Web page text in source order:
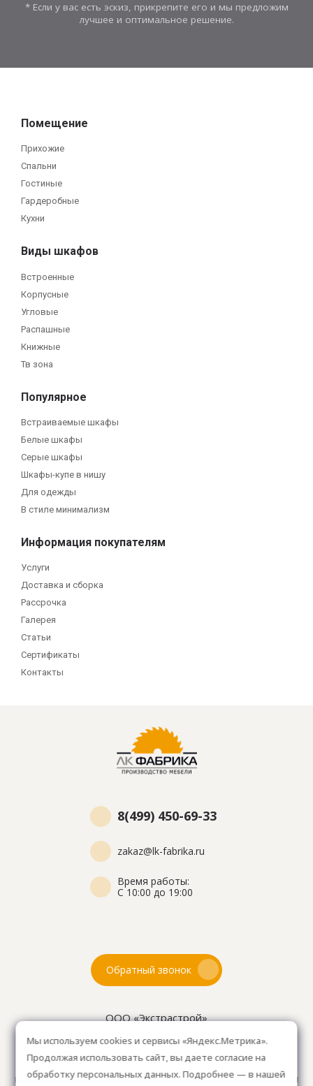
* Если у вас есть эскиз, прикрепите его и мы предложим
лучшее и оптимальное решение.
Помещение
Прихожие
Спальни
Гостиные
Гардеробные
Кухни
Виды шкафов
Встроенные
Корпусные
Угловые
Распашные
Книжные
Тв зона
Популярное
Встраиваемые шкафы
Белые шкафы
Серые шкафы
Шкафы-купе в нишу
Для одежды
В стиле минимализм
Информация покупателям
Услуги
Доставка и сборка
Рассрочка
Галерея
Статьи
Сертификаты
Контакты
8(499) 450-69-33
zakaz@lk-fabrika.ru
Время работы:
С 10:00 до 19:00
Обратный звонок
ООО «Экстрастрой»
ОГРН 1157746804753
Как проехать: 15км от Мкад, в среднем 10-15 мин. на
машине.Для клиентов без авто, оплачиваем такси
Мы используем cookies и сервисы «Яндекс.Метрика».
Продолжая использовать сайт, вы даете согласие на
обработку персональных данных. Подробнее — в нашей